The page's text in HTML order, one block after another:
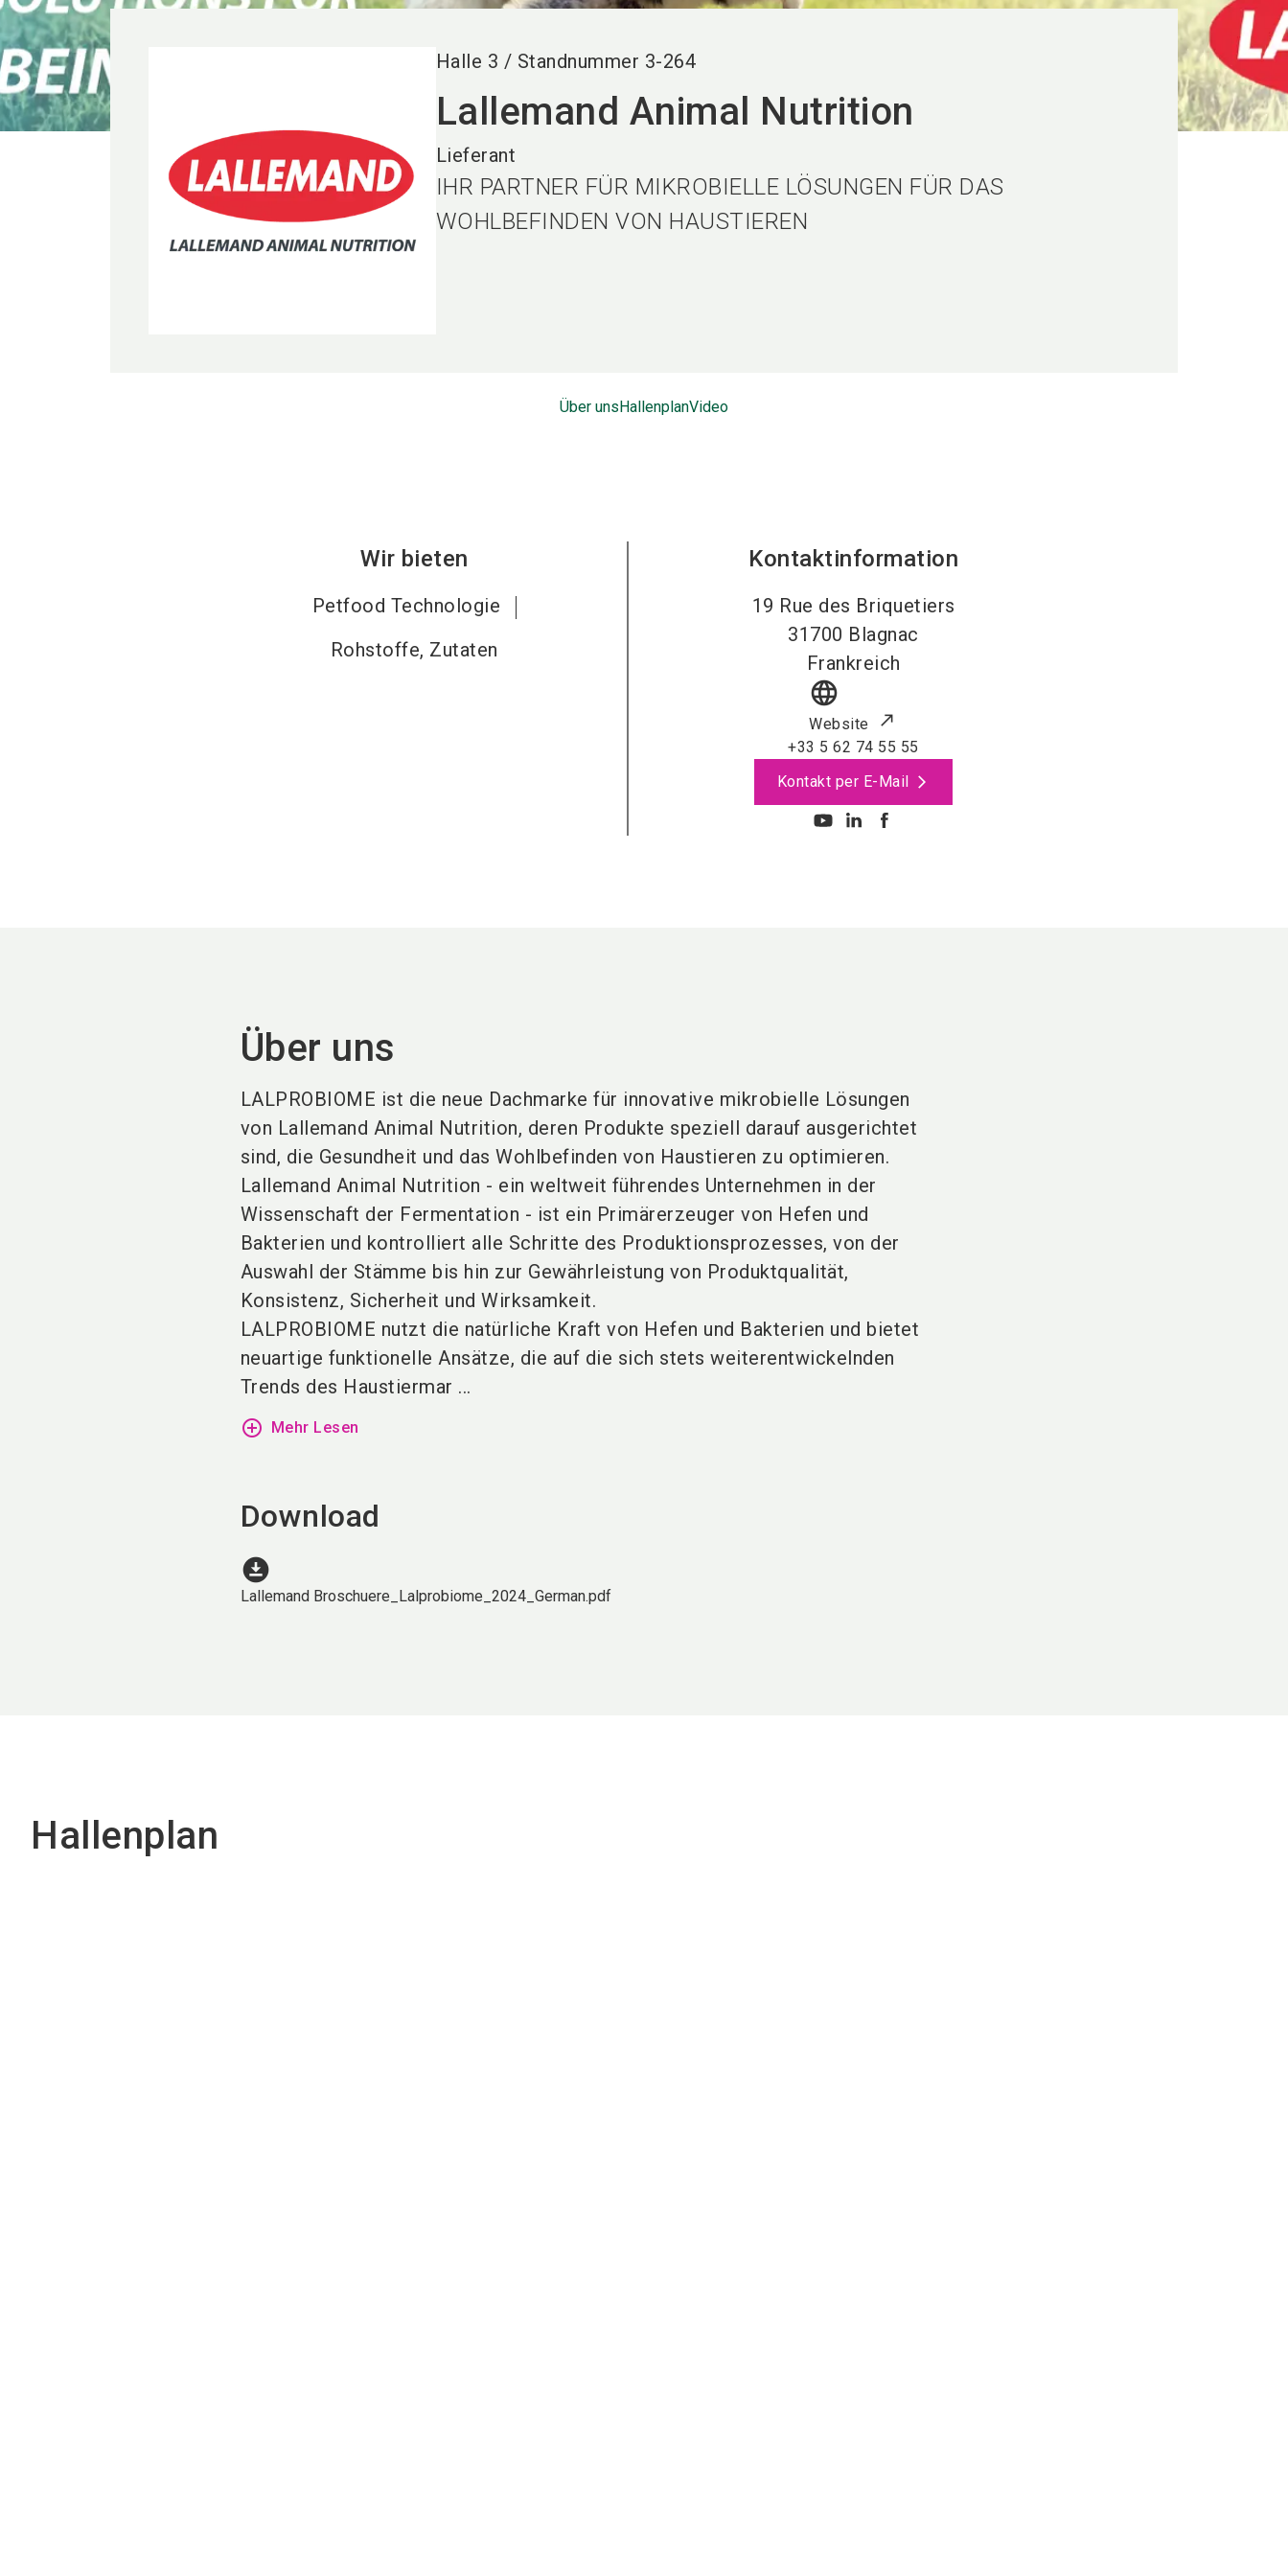
Halle 3 / Standnummer 3-264
Lallemand Animal Nutrition
Lieferant
IHR PARTNER FÜR MIKROBIELLE LÖSUNGEN FÜR DAS
WOHLBEFINDEN VON HAUSTIEREN
Über unsHallenplanVideo
Wir bieten
Petfood Technologie
Rohstoffe, Zutaten
Kontaktinformation
19 Rue des Briquetiers
31700 Blagnac
Frankreich
language
Website
+33 5 62 74 55 55
Kontakt per E-Mail
Über uns
LALPROBIOME ist die neue Dachmarke für innovative mikrobielle Lösungen
von Lallemand Animal Nutrition, deren Produkte speziell darauf ausgerichtet
sind, die Gesundheit und das Wohlbefinden von Haustieren zu optimieren.
Lallemand Animal Nutrition - ein weltweit führendes Unternehmen in der
Wissenschaft der Fermentation - ist ein Primärerzeuger von Hefen und
Bakterien und kontrolliert alle Schritte des Produktionsprozesses, von der
Auswahl der Stämme bis hin zur Gewährleistung von Produktqualität,
Konsistenz, Sicherheit und Wirksamkeit.
LALPROBIOME nutzt die natürliche Kraft von Hefen und Bakterien und bietet
neuartige funktionelle Ansätze, die auf die sich stets weiterentwickelnden
Trends des Haustiermar ...
add_circle_outline Mehr Lesen
Download
download_for_offline
Lallemand Broschuere_Lalprobiome_2024_German.pdf
Hallenplan